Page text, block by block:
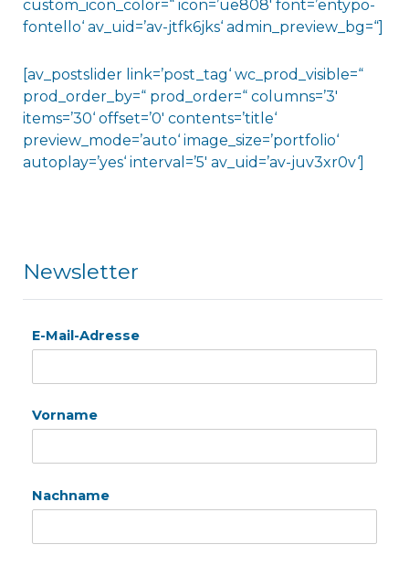
custom_icon_color=“ icon=’ue808′ font=’entypo-
fontello‘ av_uid=’av-jtfk6jks‘ admin_preview_bg=“]
[av_postslider link=’post_tag‘ wc_prod_visible=“
prod_order_by=“ prod_order=“ columns=’3′
items=’30‘ offset=’0′ contents=’title‘
preview_mode=’auto‘ image_size=’portfolio‘
autoplay=’yes‘ interval=’5′ av_uid=’av-juv3xr0v‘]
Newsletter
E-Mail-Adresse
Vorname
Nachname